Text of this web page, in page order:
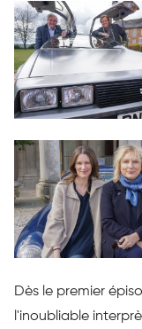
Dès le premier
l'inoubliable